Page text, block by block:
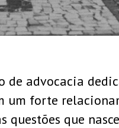
de advocacia
um forte
questões que